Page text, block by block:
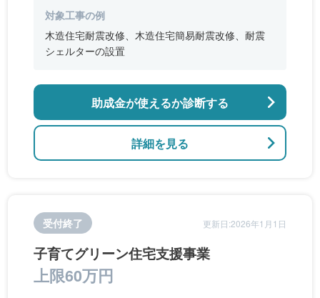
対象工事の例
木造住宅耐震改修、木造住宅簡易耐震改修、耐震
シェルターの設置
詳細を見る
助成金が使えるか診断する
受付終了 更新日:2026年1月1日
子育てグリーン住宅支援事業
上限60万円